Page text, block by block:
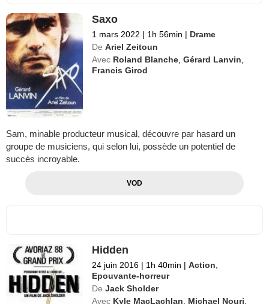
Saxo
1 mars 2022 | 1h 56min | Drame
De Ariel Zeitoun
Avec Roland Blanche ,Gérard Lanvin
Francis Girod
Sam, minable producteur musical, découvre par hasard un
groupe de musiciens, qui selon lui, possède un potentiel de
succès incroyable.
VOD
Hidden
24 juin 2016 | 1h 40min | Action
Epouvante-horreur
De Jack Sholder
Avec Kyle MacLachlan Michael Nouri